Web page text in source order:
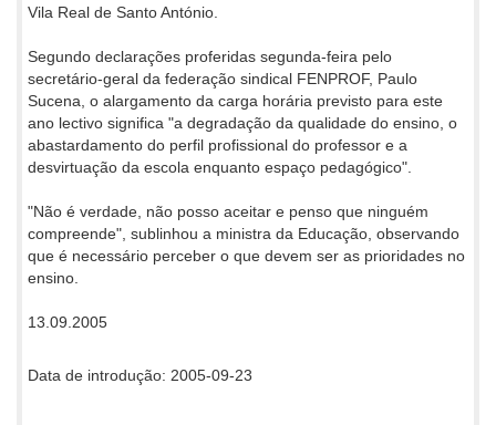
Vila Real de Santo António.
Segundo declarações proferidas segunda-feira pelo
secretário-geral da federação sindical FENPROF, Paulo
Sucena, o alargamento da carga horária previsto para este
ano lectivo significa "a degradação da qualidade do ensino, o
abastardamento do perfil profissional do professor e a
desvirtuação da escola enquanto espaço pedagógico".
"Não é verdade, não posso aceitar e penso que ninguém
compreende", sublinhou a ministra da Educação, observando
que é necessário perceber o que devem ser as prioridades no
ensino.
13.09.2005
Data de introdução: 2005-09-23